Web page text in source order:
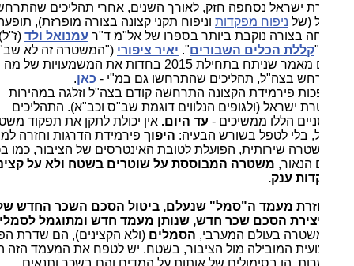
ישראל נסחפה חזק, לאורך השנים, אחרי תהליכים שהתרחשו
ניפוח מפקדותוניפוח תקני קצונה בצורה מופרזת), תופעה
בצורה נוקבת ביותר בספרו של אל"מ ד"רעמנואל ולד(ז"ל)
קללת הכלים השבורים".יאיר ציפורי ("המשטרה זה לא שב"כ"),
פרסם מאמר שניתח בתחילת 2015 בחדות את המשמעויות של מה
בצה"ל, תהליכים שהתרחשו גם במ"י - כאן.
פירמידת הקצונה התרחשה קודם בצה"ל וזלגה במהירות
ישראל (ולגופים הנלווים דוגמת שב"ס וכב"א). התהליכים
הללו ממשיכים -עד היום.אין יכולת לתקן את תפקוד משטרת
בלי לטפל בשורש הבעיה:היפוך פירמידת הדרגות וחזרה למבנה
שירותית, הפועלת לטובת האינטרסים של הציבור, כמו בכל
הנאור,משטרה המבוססת על שוטרים בשטח ולא על קצינים
ענק.
מעמד ה"סמל" שנעלם, ביטול הסכם השכר החדש של
הסכם שכר חדש, שנותן מעמד חדש ומתוגמל לסמלים.
בעולם המערבי,הסמלים(ולא הקצינים), הם שדרת הפיקוד
המובילה מול הציבור, בשטח. יש לטפח את המעמד הזה הן
הן בסימולים של אותות על המדים והם בשכר ותנאים.